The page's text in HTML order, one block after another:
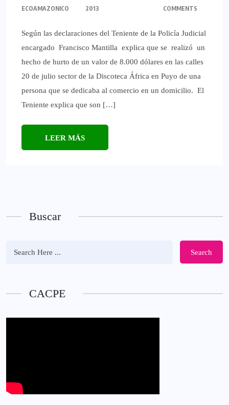
ECOAMAZONICO
2013
COMMENTS
Según las declaraciones del Teniente de la Policía Judicial
encargado Francisco Mantilla explica que se realizó un
hecho de hurto de un valor de 8.000 dólares en las calles
20 de julio sector de la Discoteca África en Puyo de una
persona que se dedicaba al comercio en un domicilio. El
Teniente explica que son […]
LEER MÁS
Buscar
Search
CACPE